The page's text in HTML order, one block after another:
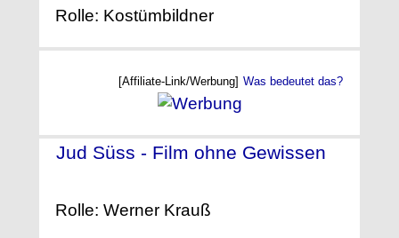
Rolle: Kostümbildner
[Affiliate-Link/Werbung] Was bedeutet das?
Jud Süss - Film ohne Gewissen
Rolle: Werner Krauß